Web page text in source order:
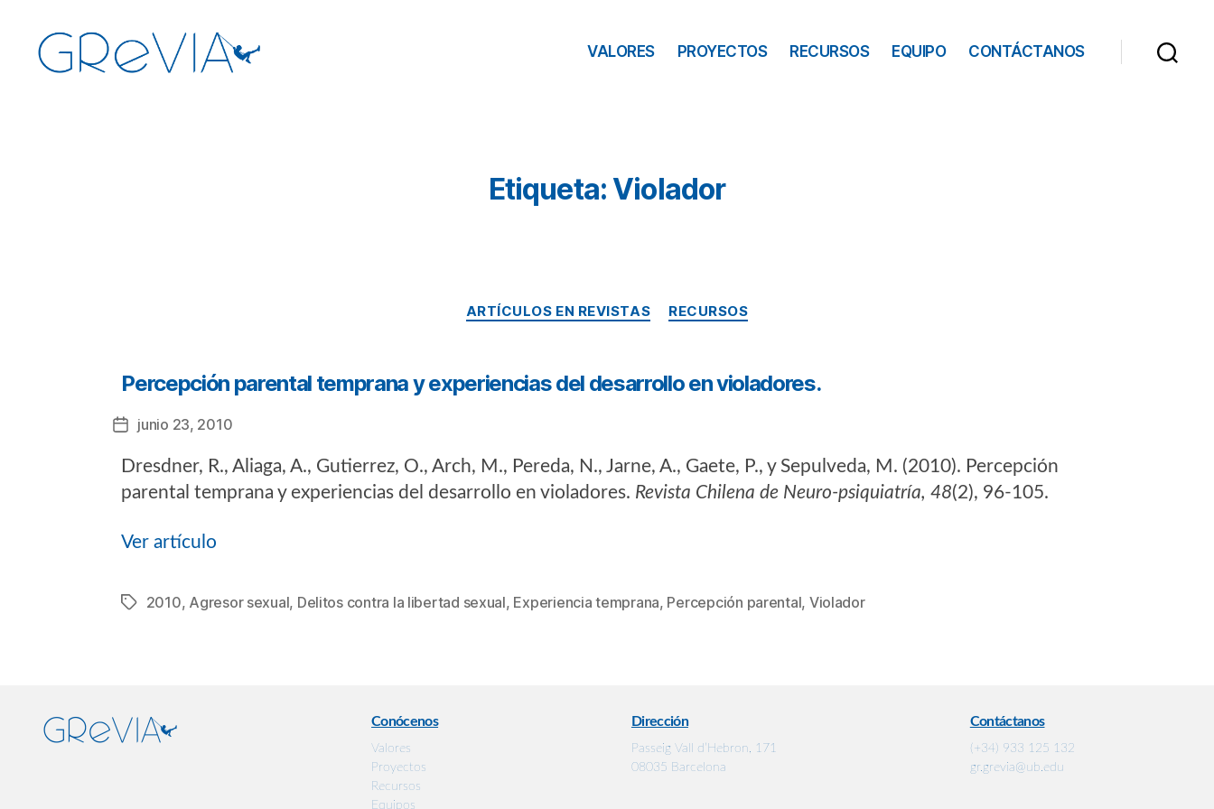
VALORES PROYECTOS RECURSOS EQUIPO CONTÁCTANOS
Etiqueta: Violador
ARTÍCULOS EN REVISTAS RECURSOS
Percepción parental temprana y experiencias del desarrollo en violadores.
Fecha
la
entrada
junio 23, 2010
Dresdner, R., Aliaga, A., Gutierrez, O., Arch, M., Pereda, N., Jarne, A., Gaete, P., y Sepulveda, M. (2010). Percepción
parental temprana y experiencias del desarrollo en violadores. Revista Chilena de Neuro-psiquiatría, 48(2), 96-105.
Ver artículo
Etiquetas
2010, Agresor sexual, Delitos contra la libertad sexual, Experiencia temprana, Percepción parental, Violador
Conócenos
Valores
Proyectos
Recursos
Equipos
Dirección
Passeig Vall d’Hebron, 171
08035 Barcelona
Contáctanos
(+34) 933 125 132
gr.grevia@ub.edu